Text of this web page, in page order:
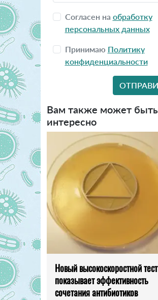
Согласен на обработку
персональных данных
Принимаю Политику
конфиденциальности
Вам также может быть
интересно
Новый высокоскоростной тест
показывает эффективность
сочетания антибиотиков